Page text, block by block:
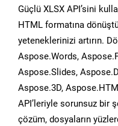
Güçlü XLSX API’sini
HTML formatına
yeteneklerinizi artırın.
Aspose.Words,
Aspose.Slides,
Aspose.3D,
API’leriyle sorunsuz bir
çözüm, dosyaların